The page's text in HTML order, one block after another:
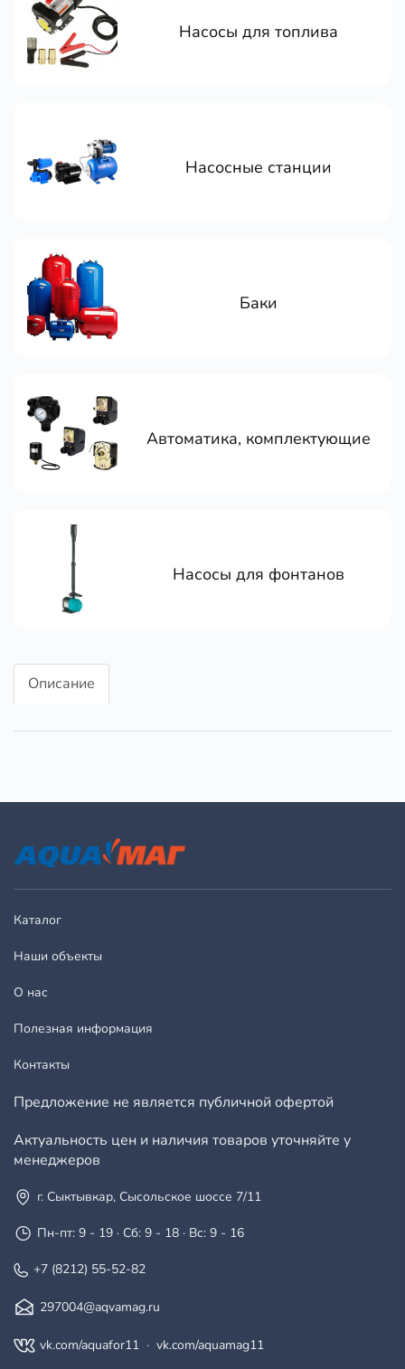
Насосы для топлива
Насосные станции
Баки
Автоматика, комплектующие
Насосы для фонтанов
Описание
Каталог
Наши объекты
О нас
Полезная информация
Контакты
Предложение не является публичной офертой
Актуальность цен и наличия товаров уточняйте у
менеджеров
г. Сыктывкар, Сысольское шоссе 7/11
Пн-пт: 9 - 19 · Сб: 9 - 18 · Вс: 9 - 16
+7 (8212) 55-52-82
297004@aqvamag.ru
vk.com/aquafor11 · vk.com/aquamag11